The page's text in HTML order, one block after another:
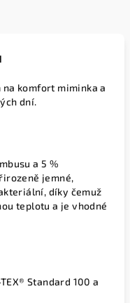
komfort miminka a
dní.
a 5 %
jemné,
díky čemuž
teplotu a je vhodné
Standard 100 a